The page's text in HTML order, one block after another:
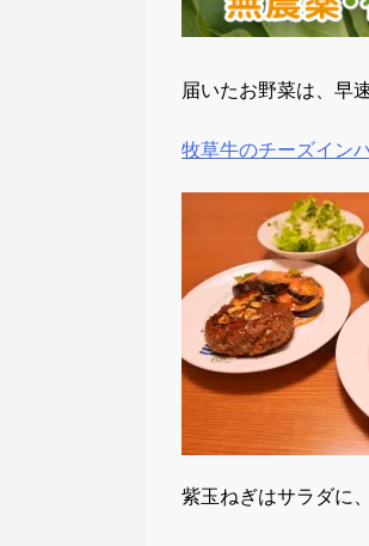
届いたお野菜は、早
牧草牛のチーズイン
紫玉ねぎはサラダに